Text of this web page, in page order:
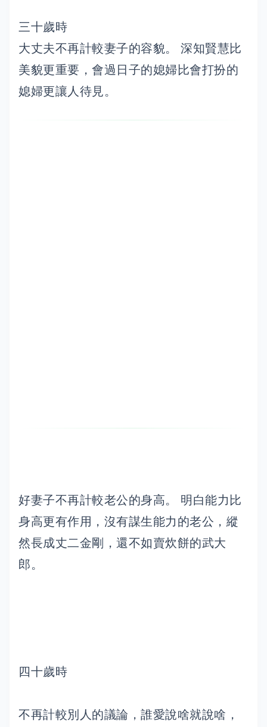
三十歲時
大丈夫不再計較妻子的容貌。 深知賢慧比
美貌更重要，會過日子的媳婦比會打扮的
媳婦更讓人待見。
好妻子不再計較老公的身高。 明白能力比
身高更有作用，沒有謀生能力的老公，縱
然長成丈二金剛，還不如賣炊餅的武大
郎。
四十歲時
不再計較別人的議論，誰愛說啥就說啥，